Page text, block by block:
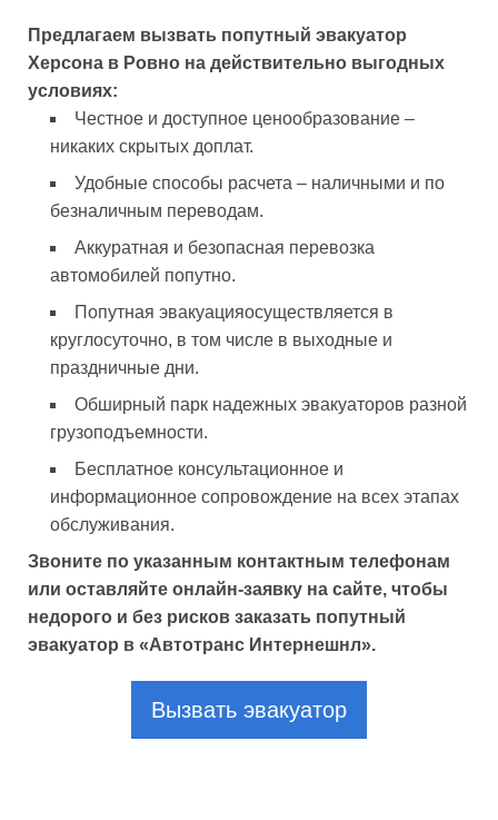
Предлагаем вызвать попутный эвакуатор
Херсона в Ровно на действительно выгодных
условиях:
Честное и доступное ценообразование –
никаких скрытых доплат.
Удобные способы расчета – наличными и по
безналичным переводам.
Аккуратная и безопасная перевозка
автомобилей попутно.
Попутная эвакуацияосуществляется в
круглосуточно, в том числе в выходные и
праздничные дни.
Обширный парк надежных эвакуаторов разной
грузоподъемности.
Бесплатное консультационное и
информационное сопровождение на всех этапах
обслуживания.
Звоните по указанным контактным телефонам
или оставляйте онлайн-заявку на сайте, чтобы
недорого и без рисков заказать попутный
эвакуатор в «Автотранс Интернешнл».
Вызвать эвакуатор